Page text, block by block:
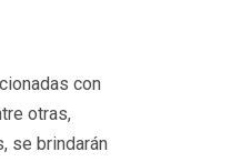
con
otras,
se brindarán